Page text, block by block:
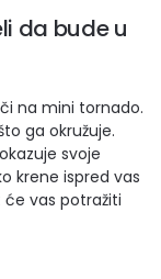
da bude u
na mini tornado.
ga okružuje.
svoje
krene ispred vas
će vas potražiti